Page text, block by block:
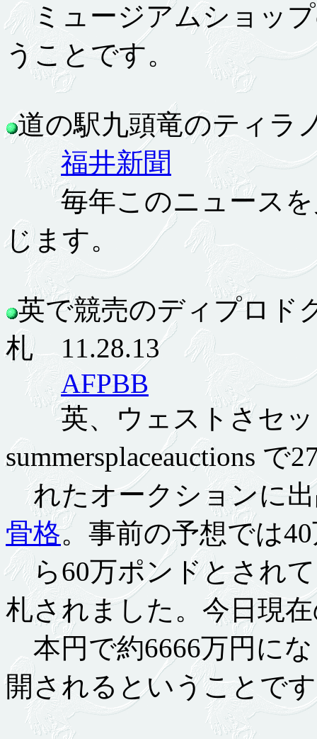
ミュージアムショップ
うことです。
道の駅九頭竜のティラ
福井新聞
毎年このニュースを
じます。
英で競売のディプロド
札 11.28.13
AFPBB
英、ウェストさセッ
summersplaceauctions で
れたオークションに
骨格。事前の予想では
ら60万ポンドとされて
札されました。今日現
本円で約6666万円に
開されるということで